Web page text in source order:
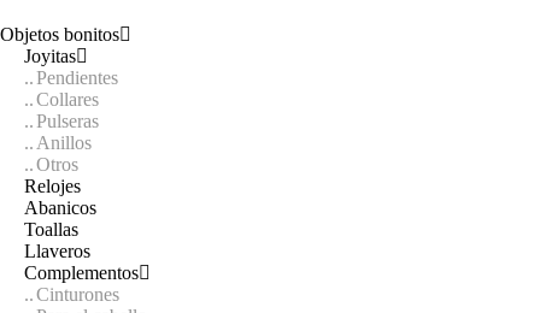
Objetos bonitos
Joyitas
Pendientes
Collares
Pulseras
Anillos
Otros
Relojes
Abanicos
Toallas
Llaveros
Complementos
Cinturones